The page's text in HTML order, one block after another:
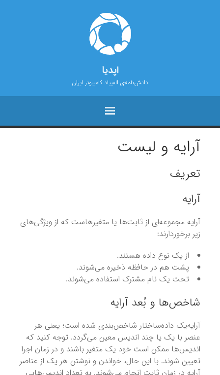
اپدیا
دانش‌نامه‌ی المپیاد کامپیوتر ایران
آرایه و لیست
تعریف
آرایه
آرایه مجموعه‌ای از ثابت‌ها یا متغیرهاست که از ویژگی‌های
زیر برخوردارند:
از یک نوع داده هستند.
پشت هم در حافظه ذخیره می‌شوند.
تحت یک نام مشترک استفاده می‌شوند.
شاخص‌ها و بُعد آرایه
آرایه‌یک داده‌ساختار شاخص‌بندی شده است؛ یعنی هر
عنصر با یک یا چند اندیس معین می‌گردد. توجه کنید که
اندیس‌ها ممکن است خود یک متغیر باشند و در زمان اجرا
تعیین شوند. با این حال، خواندن و نوشتن هر یک از عناصر